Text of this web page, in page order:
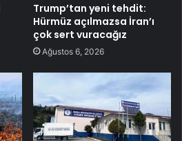
Trump’tan yeni tehdit:
Hürmüz açılmazsa İran’ı
çok sert vuracağız
Ağustos 6, 2026